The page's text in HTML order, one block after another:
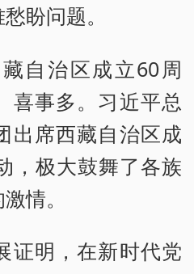
盼问题。
治区成立60周
喜事多。习近平总
出席西藏自治区成
，极大鼓舞了各族
情。
明，在新时代党